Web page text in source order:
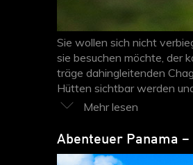
Sie wollen sich nicht
sie besuchen möchte, der
träge dahingleitenden
Hütten sichtbar werden
Willkommensformel der
Abenteuer Panama